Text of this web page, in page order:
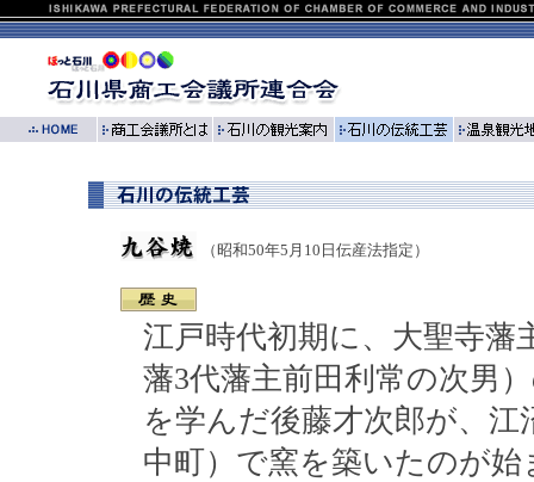
（昭和50年5月10日伝産法指定）
江戸時代初期に、大聖寺藩
藩3代藩主前田利常の次男
を学んだ後藤才次郎が、江
中町）で窯を築いたのが